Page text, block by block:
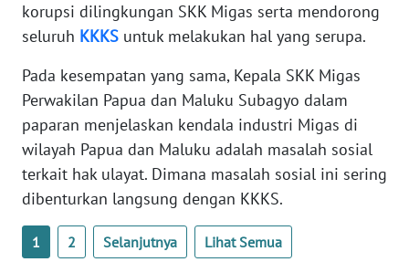
korupsi dilingkungan SKK Migas serta mendorong
seluruh KKKS untuk melakukan hal yang serupa.
Pada kesempatan yang sama, Kepala SKK Migas
Perwakilan Papua dan Maluku Subagyo dalam
paparan menjelaskan kendala industri Migas di
wilayah Papua dan Maluku adalah masalah sosial
terkait hak ulayat. Dimana masalah sosial ini sering
dibenturkan langsung dengan KKKS.
1 2 Selanjutnya Lihat Semua
WN
JATIM
WN
KALBAR
WN
KALTENG